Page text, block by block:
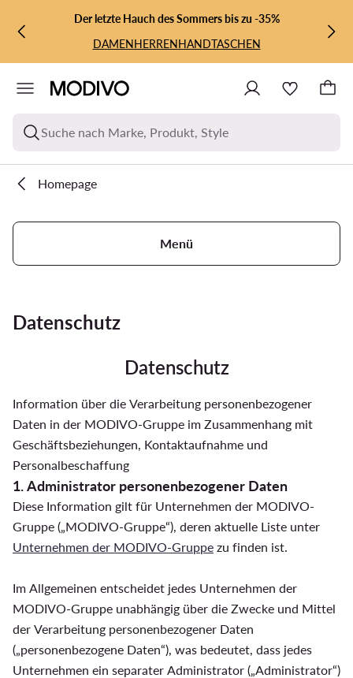
ZUM HAUPTINHALT SPRINGEN
ZUR SUCHEDer letzte Hauch des Sommers bis zu -35%
DAMENHERRENHANDTASCHEN
Suche nach Marke, Produkt, Style
Homepage
Menü
Datenschutz
Datenschutz
Information über die Verarbeitung personenbezogener
Daten in der MODIVO-Gruppe im Zusammenhang mit
Geschäftsbeziehungen, Kontaktaufnahme und
Personalbeschaffung
1. Administrator personenbezogener Daten
Diese Information gilt für Unternehmen der MODIVO-
Gruppe („MODIVO-Gruppe“), deren aktuelle Liste unter
Unternehmen der MODIVO-Gruppe zu finden ist.
Im Allgemeinen entscheidet jedes Unternehmen der
MODIVO-Gruppe unabhängig über die Zwecke und Mittel
der Verarbeitung personenbezogener Daten
(„personenbezogene Daten“), was bedeutet, dass jedes
Unternehmen ein separater Administrator („Administrator“)